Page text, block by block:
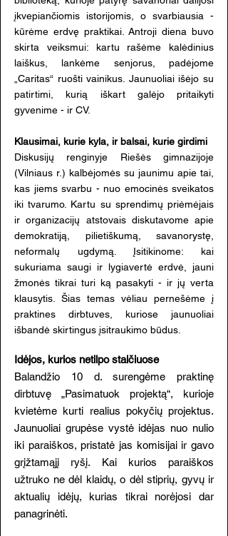
įkvepiančiomis istorijomis, o svarbiausia -
kūrėme erdvę praktikai. Antroji diena buvo
skirta veiksmui: kartu rašėme kalėdinius
laiškus, lankėme senjorus, padėjome
„Caritas“ ruošti vainikus. Jaunuoliai išėjo su
patirtimi, kurią iškart galėjo pritaikyti
gyvenime - ir CV.
Klausimai, kurie kyla, ir balsai, kurie girdimi
Diskusijų renginyje Riešės gimnazijoje
(Vilniaus r.) kalbėjomės su jaunimu apie tai,
kas jiems svarbu - nuo emocinės sveikatos
iki tvarumo. Kartu su sprendimų priėmėjais
ir organizacijų atstovais diskutavome apie
demokratiją, pilietiškumą, savanorystę,
neformalų ugdymą. Įsitikinome: kai
sukuriama saugi ir lygiavertė erdvė, jauni
žmonės tikrai turi ką pasakyti - ir jų verta
klausytis. Šias temas vėliau pernešėme į
praktines dirbtuves, kuriose jaunuoliai
išbandė skirtingus įsitraukimo būdus.
Idėjos, kurios netilpo stalčiuose
Balandžio 10 d. surengėme praktinę
dirbtuvę „Pasimatuok projektą“, kurioje
kvietėme kurti realius pokyčių projektus.
Jaunuoliai grupėse vystė idėjas nuo nulio
iki paraiškos, pristatė jas komisijai ir gavo
grįžtamąjį ryšį. Kai kurios paraiškos
užtruko ne dėl klaidų, o dėl stiprių, gyvų ir
aktualių idėjų, kurias tikrai norėjosi dar
panagrinėti.